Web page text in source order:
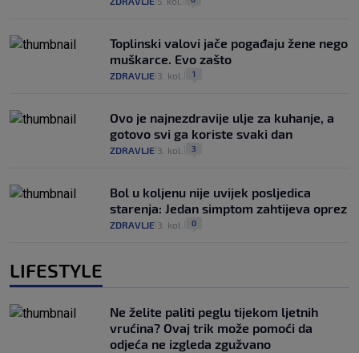
Toplinski valovi jače pogađaju žene nego
muškarce. Evo zašto
ZDRAVLJE 3. kol. 1
Ovo je najnezdravije ulje za kuhanje, a
gotovo svi ga koriste svaki dan
ZDRAVLJE 3. kol. 3
Bol u koljenu nije uvijek posljedica
starenja: Jedan simptom zahtijeva oprez
ZDRAVLJE 3. kol. 0
LIFESTYLE
Ne želite paliti peglu tijekom ljetnih
vrućina? Ovaj trik može pomoći da
odjeća ne izgleda zgužvano